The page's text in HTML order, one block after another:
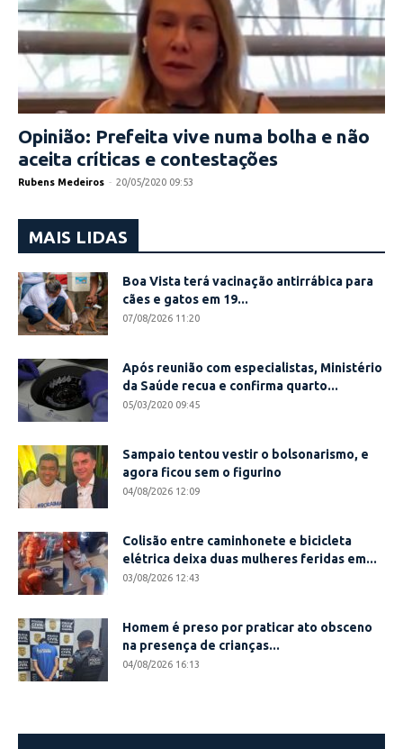
Opinião: Prefeita vive numa bolha e não
aceita críticas e contestações
Rubens Medeiros - 20/05/2020 09:53
MAIS LIDAS
Boa Vista terá vacinação antirrábica para
cães e gatos em 19...
07/08/2026 11:20
Após reunião com especialistas, Ministério
da Saúde recua e confirma quarto...
05/03/2020 09:45
Sampaio tentou vestir o bolsonarismo, e
agora ficou sem o figurino
04/08/2026 12:09
Colisão entre caminhonete e bicicleta
elétrica deixa duas mulheres feridas em...
03/08/2026 12:43
Homem é preso por praticar ato obsceno
na presença de crianças...
04/08/2026 16:13